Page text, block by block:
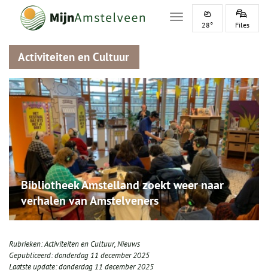
Toggle navigation
28° Files
Activiteiten en Cultuur
Bibliotheek Amstelland zoekt weer naar
verhalen van Amstelveners
Rubrieken:Activiteiten en Cultuur,Nieuws
Gepubliceerd:donderdag 11 december 2025
Laatste update:donderdag 11 december 2025